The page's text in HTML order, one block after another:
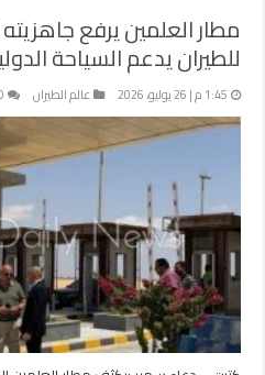
مطار العلمين يرفع
للطيران يدعم السياحة
1:45 م | 26 يوليو، 2026 عالم الطيران